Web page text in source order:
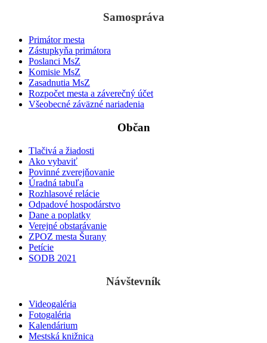
Samospráva
Primátor mesta
Zástupkyňa primátora
Poslanci MsZ
Komisie MsZ
Zasadnutia MsZ
Rozpočet mesta a záverečný účet
Všeobecné záväzné nariadenia
Občan
Tlačivá a žiadosti
Ako vybaviť
Povinné zverejňovanie
Úradná tabuľa
Rozhlasové relácie
Odpadové hospodárstvo
Dane a poplatky
Verejné obstarávanie
ZPOZ mesta Šurany
Petície
SODB 2021
Návštevník
Videogaléria
Fotogaléria
Kalendárium
Mestská knižnica